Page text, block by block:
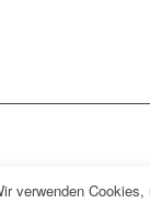
verwenden